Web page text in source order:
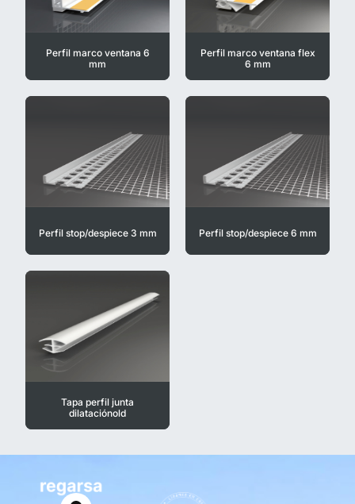
Perfil marco ventana 6
mm
Perfil marco ventana flex
6 mm
Perfil stop/despiece 3 mm Perfil stop/despiece 6 mm
Tapa perfil junta
dilataciónold